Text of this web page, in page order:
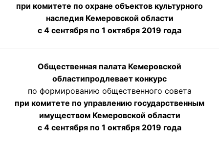
при комитете по охране объектов культурного
наследия Кемеровской области
с 4 сентября по 1 октября 2019 года
Общественная палата Кемеровской
областипродлевает конкурс
по формированию общественного совета
при комитете по управлению государственным
имуществом Кемеровской области
с 4 сентября по 1 октября 2019 года